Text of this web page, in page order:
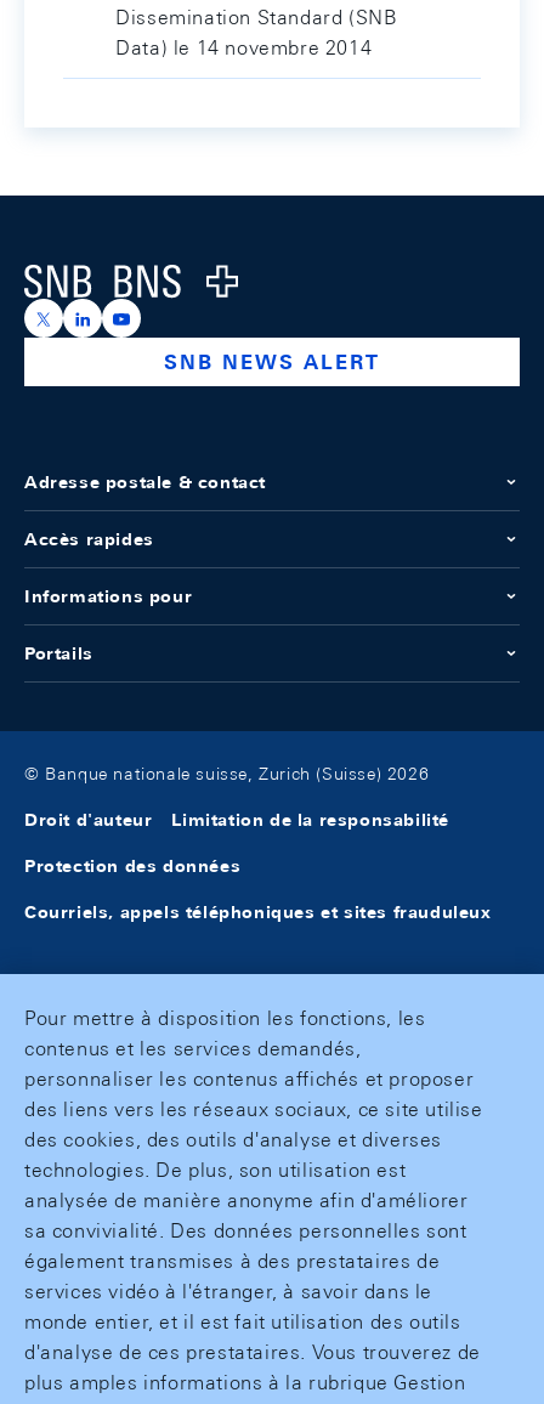
Dissemination Standard (SNB
Data) le 14 novembre 2014
Logo
https://x.com/snb_bns
https://ch.linkedin.com/company/swiss-national-
https://www.youtube.com/@swissnationalbank
SNB NEWS ALERT
Adresse postale & contact
Accès rapides
Informations pour
Portails
© Banque nationale suisse, Zurich (Suisse) 2026
Droit d'auteur Limitation de la responsabilité
Protection des données
Courriels, appels téléphoniques et sites frauduleux
Pour mettre à disposition les fonctions, les
contenus et les services demandés,
personnaliser les contenus affichés et proposer
des liens vers les réseaux sociaux, ce site utilise
des cookies, des outils d'analyse et diverses
technologies. De plus, son utilisation est
analysée de manière anonyme afin d'améliorer
sa convivialité. Des données personnelles sont
également transmises à des prestataires de
services vidéo à l'étranger, à savoir dans le
monde entier, et il est fait utilisation des outils
d'analyse de ces prestataires. Vous trouverez de
plus amples informations à la rubrique Gestion